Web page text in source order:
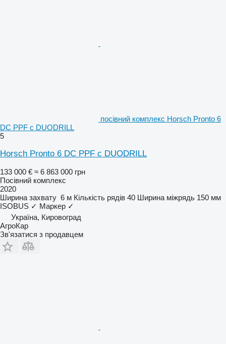
посівний комплекс Horsch Pronto 6
DC PPF c DUODRILL
5
Horsch Pronto 6 DC PPF c DUODRILL
133 000 € ≈ 6 863 000 грн
Посівний комплекс
2020
Ширина захвату 6 м Кількість рядів 40 Ширина міжрядь 150 мм
ISOBUS ✓ Маркер ✓
Україна, Кировоград
АгроКар
Зв'язатися з продавцем